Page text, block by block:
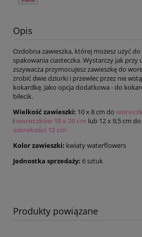
Opis
Ozdobna zawieszka, której możesz użyć
spakowania ciasteczka. Wystarczy jak przy
zszywacza przymocujesz zawieszkę do
zrobić dwie dziurki i przewlec przez nie
kokardkę. Jako opcja dodatkowa - do
bilecik.
Wielkość zawieszki: 10 x 8 cm do
i woreczków 10 x 20 cm lub 12 x 9,5 cm do
szerokości 12 cm
Kolor zawieszki: kwiaty waterflowers
Jednostka sprzedaży: 6 sztuk
Produkty powiązane